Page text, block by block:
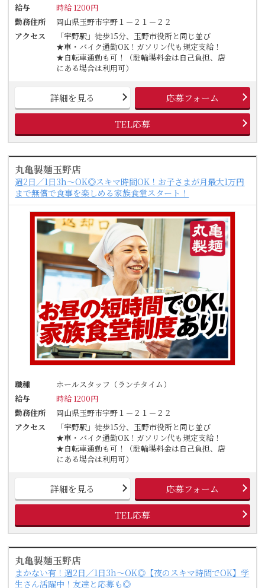
給与
時給 1200円
勤務住所
岡山県玉野市宇野１－２１－２２
アクセス
「宇野駅」徒歩15分、玉野市役所と同じ並び
★車・バイク通勤OK！ガソリン代も規定支給！
★自転車通勤も可！（駐輪場料金は自己負担、店
にある場合は利用可）
詳細を見る 応募フォーム
TEL応募
丸亀製麺玉野店
週2日／1日3h～OK◎スキマ時間OK！お子さまが月最大1万円
まで無償で食事を楽しめる家族食堂スタート！
職種
ホールスタッフ（ランチタイム）
給与
時給 1200円
勤務住所
岡山県玉野市宇野１－２１－２２
アクセス
「宇野駅」徒歩15分、玉野市役所と同じ並び
★車・バイク通勤OK！ガソリン代も規定支給！
★自転車通勤も可！（駐輪場料金は自己負担、店
にある場合は利用可）
詳細を見る 応募フォーム
TEL応募
丸亀製麺玉野店
まかない有！週2日／1日3h～OK◎【夜のスキマ時間でOK】学
生さん活躍中！友達と応募も◎